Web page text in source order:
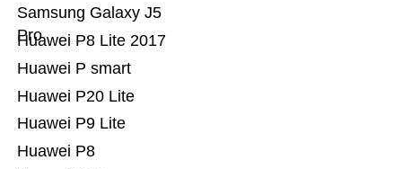
Huawei P8
Huawei P9 Lite
Huawei P20 Lite
Huawei P smart
Huawei P8 Lite 2017
Samsung Galaxy J5
Pro